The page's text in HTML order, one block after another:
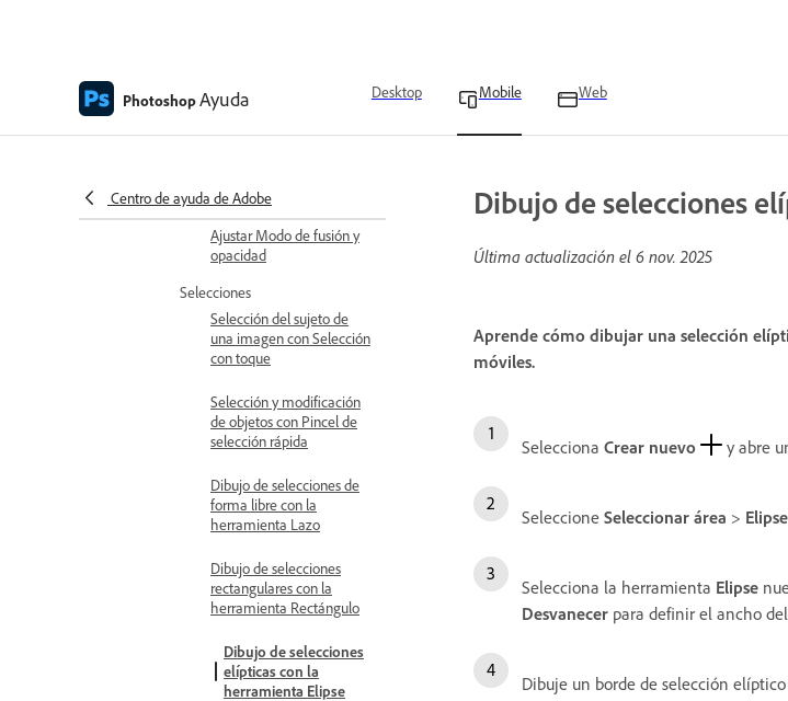
PhotoshopAyuda Desktop Mobile Web
Centro de ayuda de Adobe
Añadir capas de ajuste
Aplicar estilos de capa
Ajustar Modo de fusión y
opacidad
Selecciones
Selección del sujeto de
una imagen con Selección
con toque
Selección y modificación
de objetos con Pincel de
selección rápida
Dibujo de selecciones de
forma libre con la
herramienta Lazo
Dibujo de selecciones
rectangulares con la
herramienta Rectángulo
Dibujo de selecciones
elípticas con la
herramienta Elipse
Dibujo de selecciones
Última actualización el 6 nov. 2025
Aprende cómo dibujar una selección
móviles.
Selecciona Crear nuevo y abre
Seleccione Seleccionar área > Elipse
Selecciona la herramienta Elipse
Desvanecer para definir el ancho
Dibuje un borde de selección